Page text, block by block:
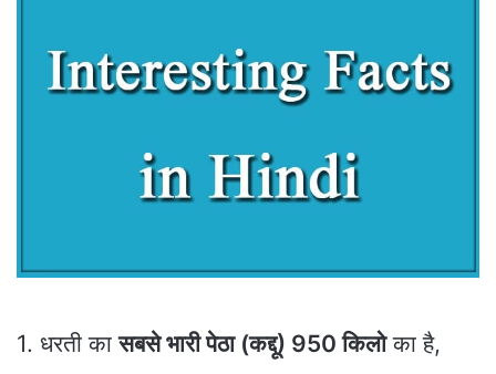
1. धरती कासबसे भारी पेठा (कद्दू) 950 किलोका है,